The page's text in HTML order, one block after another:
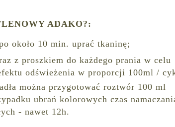
ADAKO?:
około 10 min. uprać tkaninę;
z proszkiem do każdego prania w celu
odświeżenia w proporcji 100ml /
można przygotować roztwór 100 ml
ubrań kolorowych czas
- nawet 12h.